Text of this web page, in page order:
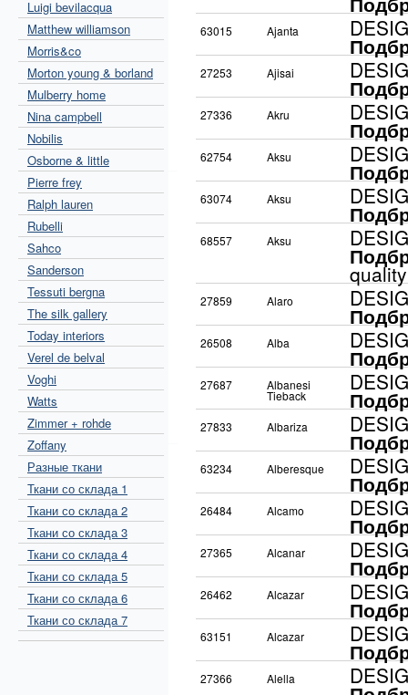
Luigi bevilacqua
Matthew williamson
Morris&co
Morton young & borland
Mulberry home
Nina campbell
Nobilis
Osborne & little
Pierre frey
Ralph lauren
Rubelli
Sahco
Sanderson
Tessuti bergna
The silk gallery
Today interiors
Verel de belval
Voghi
Watts
Zimmer + rohde
Zoffany
Разные ткани
Ткани со склада 1
Ткани со склада 2
Ткани со склада 3
Ткани со склада 4
Ткани со склада 5
Ткани со склада 6
Ткани со склада 7
63015 Ajanta
27253 Ajisai
27336 Akru
62754 Aksu
63074 Aksu
68557 Aksu
27859 Alaro
26508 Alba
27687 Albanesi
Tieback
27833 Albariza
63234 Alberesque
26484 Alcamo
27365 Alcanar
26462 Alcazar
63151 Alcazar
27366 Alella